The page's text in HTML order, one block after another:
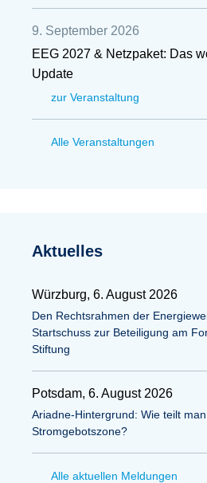
9. September 2026
EEG 2027 & Netzpaket: Das
Update
zur Veranstaltung
Alle Veranstaltungen
Aktuelles
Würzburg, 6. August 2026
Den Rechtsrahmen der
Startschuss zur Beteiligung am
Stiftung
Potsdam, 6. August 2026
Ariadne-Hintergrund: Wie teilt
Stromgebotszone?
Alle aktuellen Meldungen